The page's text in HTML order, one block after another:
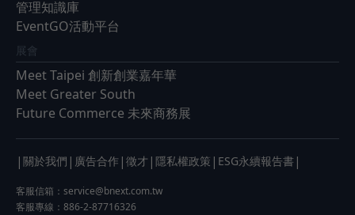
管理知識庫
EventGO活動平台
展會
Meet Taipei 創新創業嘉年華
Meet Greater South
Future Commerce 未來商務展
| 關於我們 | 廣告合作 | 徵才 | 隱私權政策 | ESG永續報告書 |
客服信箱： service@bnext.com.tw
客服專線：886-2-87716326